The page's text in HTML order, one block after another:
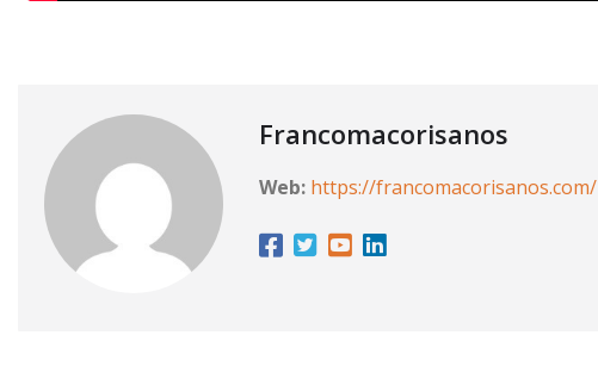
Francomacorisanos
Web: https://francomacorisanos.com/